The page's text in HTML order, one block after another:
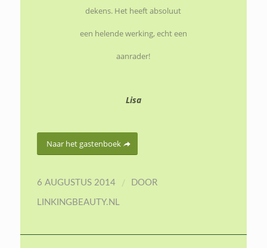
dekens. Het heeft absoluut
een helende werking, echt een
aanrader!
Lisa
Naar het gastenboek
6 AUGUSTUS 2014 / DOOR
LINKINGBEAUTY.NL